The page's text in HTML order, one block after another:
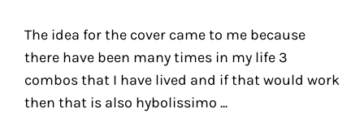
The idea for the cover came to me because
there have been many times in my life 3
combos that I have lived and if that would work
then that is also hybolissimo ...